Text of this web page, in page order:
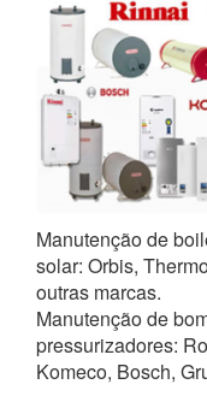
Manutenção de
solar: Orbis,
outras marcas.
Manutenção de
pressurizadores:
Komeco, Bosch,